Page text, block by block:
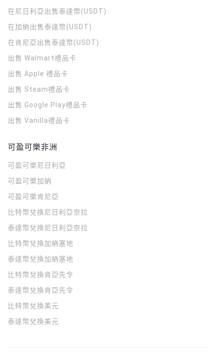
在尼日利亞出售泰達幣(USDT)
在加納出售泰達幣(USDT)
在肯尼亞出售泰達幣(USDT)
出售 Walmart禮品卡
出售 Apple 禮品卡
出售 Steam禮品卡
出售 Google Play禮品卡
出售 Vanilla禮品卡
可盈可樂非洲
可盈可樂 尼日利亞
可盈可樂加納
可盈可樂肯尼亞
比特幣兌換尼日利亞奈拉
泰達幣兌換尼日利亞奈拉
比特幣兌換加納塞地
泰達幣兌換加納塞地
比特幣兌換肯亞先令
泰達幣兌換肯亞先令
比特幣兌換美元
泰達幣兌換美元